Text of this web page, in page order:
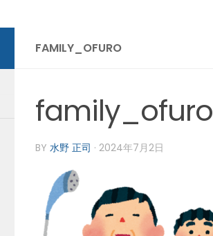
FAMILY_OFURO
family_ofuro
BY 水野 正司 · 2024年7月2日